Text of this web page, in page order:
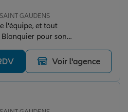
GAUDENS
l'équipe, et tout
pour son
et sa disponibilité. Je
recommande fort cette agence ! S.ChakhsVoir l'agence